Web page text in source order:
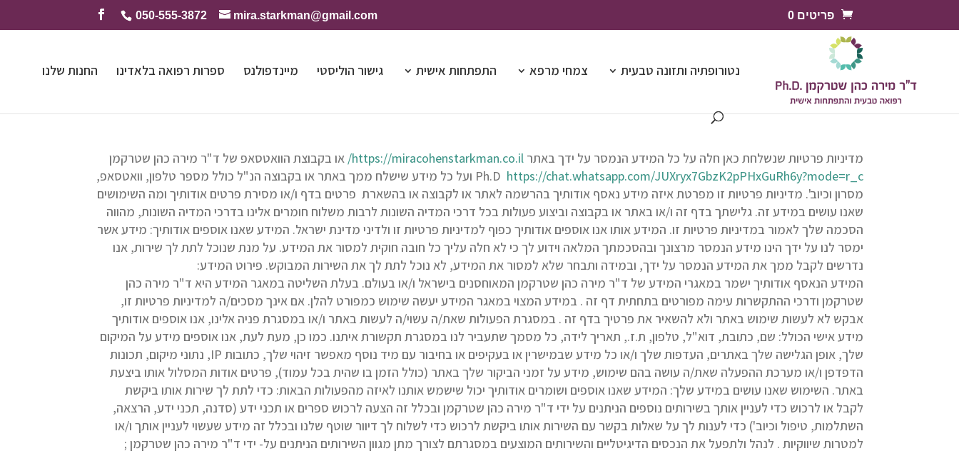
050-555-3872 mira.starkman@gmail.com פריטים 0
נטורופתיה ותזונה טבעית צמחי מרפא התפתחות אישית גישור הוליסטי מיינדפולנס ספרות רפואה בלאדינו החנות שלנו
מדיניות פרטיות שנשלחת כאן חלה על כל המידע הנמסר על ידך באתרhttps://miracohenstarkman.co.il/ או בקבוצת הוואטסאפ של ד"ר מירה כהן שטרקמן
Ph.D https://chat.whatsapp.com/JUXryx7GbzK2pPHxGuRh6y?mode=r_c
ועל כל מידע שישלח ממך באתר או בקבוצה הנ"ל כולל מספר טלפון, וואטסאפ,
מסרון וכיוב'. מדיניות פרטיות זו מפרטת איזה מידע נאסף אודותיך בהרשמה לאתר או לקבוצה או בהשארת פרטים בדף ו/או מסירת פרטים אודותיך ומה השימושים
שאנו עושים במידע זה. גלישתך בדף זה ו/או באתר או בקבוצה וביצוע פעולות בכל דרכי המדיה השונות לרבות משלוח חומרים אלינו בדרכי המדיה השונות, מהווה
הסכמה שלך לאמור במדיניות פרטיות זו. המידע אותו אנו אוספים אודותיך כפוף למדיניות פרטיות זו ולדיני מדינת ישראל. המידע שאנו אוספים אודותיך: מידע אשר
ימסר לנו על ידך הינו מידע הנמסר מרצונך ובהסכמתך המלאה וידוע לך כי לא חלה עליך כל חובה חוקית למסור את המידע. על מנת שנוכל לתת לך שירות, אנו
נדרשים לקבל ממך את המידע הנמסר על ידך, ובמידה ותבחר שלא למסור את המידע, לא נוכל לתת לך את השירות המבוקש. פירוט המידע:
המידע הנאסף אודותיך ישמר במאגרי המידע של ד"ר מירה כהן שטרקמן המאוחסנים בישראל ו/או בעולם. בעלת השליטה במאגר המידע היא ד"ר מירה כהן
שטרקמן ודרכי ההתקשרות עימה מפורטים בתחתית דף זה . במידע המצוי במאגר המידע יעשה שימוש כמפורט להלן. אם אינך מסכים/ה למדיניות פרטיות זו,
אבקש לא לעשות שימוש באתר ולא להשאיר את פרטיך בדף זה . במסגרת הפעולות שאת/ה עשוי/ה לעשות באתר ו/או במסגרת פניה אלינו, אנו אוספים אודותיך
מידע אישי הכולל: שם, כתובת, דוא"ל, טלפון, ת.ז., תאריך לידה, כל מסמך שתעביר לנו במסגרת תקשורת איתנו. כמו כן, מעת לעת, אנו אוספים מידע על המיקום
שלך, אופן הגלישה שלך באתרים, העדפות שלך ו/או כל מידע שבמישרין או בעקיפים או בחיבור עם מיד נוסף מאפשר זיהוי שלך, כתובות IP, נתוני מיקום, תכונות
הדפדפן ו/או מערכת ההפעלה שאת/ה עושה בהם שימוש, מידע על זמני הביקור שלך באתר (כולל הזמן בו שהית בכל עמוד), פרטים אודות המסלול אותו ביצעת
באתר. השימוש שאנו עושים במידע שלך: המידע שאנו אוספים ושומרים אודותיך יכול שישמש אותנו לאיזה מהפעולות הבאות: כדי לתת לך שירות אותו ביקשת
לקבל או לרכוש כדי לעניין אותך בשירותים נוספים הניתנים על ידי ד"ר מירה כהן שטרקמן ובכלל זה הצעה לרכוש ספרים או תכני ידע (סדנה, תכני ידע, הרצאה,
השתלמות, טיפול וכיוב') כדי לענות לך על שאלות בקשר עם השירות אותו ביקשת לרכוש כדי לשלוח לך דיוור שוטף שלנו ובכלל זה מידע שעשוי לעניין אותך ו/או
למטרות שיווקיות . לנהל ולתפעל את הנכסים הדיגיטליים והשירותים המוצעים במסגרתם לצורך מתן מגוון השירותים הניתנים על- ידי ד"ר מירה כהן שטרקמן ;